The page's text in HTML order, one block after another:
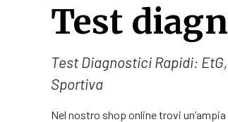
Test
Test Diagnostici Rapidi:
Sportiva
Nel nostro shop online trovi